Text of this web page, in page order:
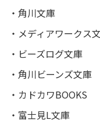
・角川文庫
・メディアワークス
・ビーズログ文庫
・角川ビーンズ文庫
・カドカワBOOKS
・富士見L文庫